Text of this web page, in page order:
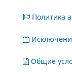
Политика
Общие